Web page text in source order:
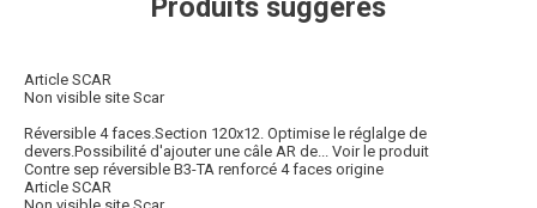
Produits suggérés
Article SCAR
Non visible site Scar
Réversible 4 faces.Section 120x12. Optimise le réglalge de
devers.Possibilité d'ajouter une câle AR de... Voir le produit
Contre sep réversible B3-TA renforcé 4 faces origine
Article SCAR